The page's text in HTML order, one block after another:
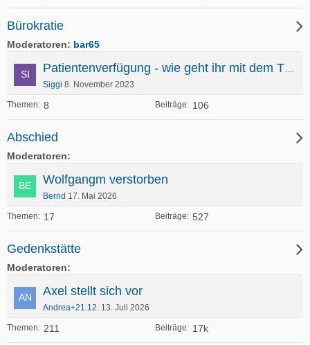
Bürokratie
Moderatoren bar65
Themen 8 Beiträge 106
Siggi 8. November 2023
Abschied
Moderatoren
Themen 17 Beiträge 527
Wolfgangm verstorben
Bernd 17. Mai 2026
Gedenkstätte
Moderatoren
Themen 211 Beiträge 17k
Axel stellt sich vor
Andrea+21.12. 13. Juli 2026